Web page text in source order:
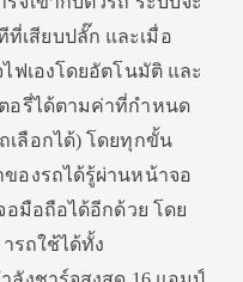
เสียบปลั๊ก และเมื่อ
ฟเองโดยอัตโนมัติ และ
อรี่ได้ตามค่าที่กำหนด
เลือกได้) โดยทุกขั้น
องรถได้รู้ผ่านหน้าจอ
มือถือได้อีกด้วย โดย
รถใช้ได้ทั้ง